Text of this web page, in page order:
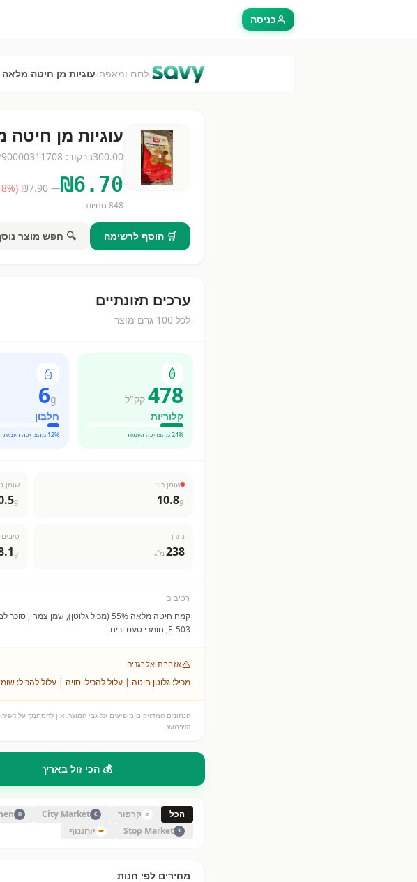
כניסה
›לחם ומאפה›עוגיות מן חיטה מלאה
עוגיות מן חיטה
300.00ברקוד:
₪6.70
— ₪
7.90
(% הפרש)
848 חנויות
🛒 הוסף לרשימה 🔍 חפש מוצר
ערכים תזונתיים
לכל 100 גרם מוצר
478 קק"ל
קלוריות
24% מהצריכה היומית
6g
חלבון
12% מהצריכה היומית
שומן רווי
10.8g
שומן
g
נתרן
238 מ"ג
סיבים
g
רכיבים
E-503, חומרי טעם וריח.
אזהרת אלרגנים
מכיל: גלוטן חיטה | עלול להכיל: סויה | עלול להכיל:
הנתונים המדויקים מופיעים על גבי המוצר. אין להסתמך על
השימוש.
💰 הכי זול בארץ
הכל קרפור C
City Market
H
S
Stop Market יוחננוף
מחירים לפי חנות